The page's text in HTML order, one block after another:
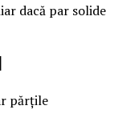
dacă par solide
părțile